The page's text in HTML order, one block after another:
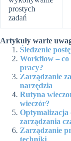
prostych
zadań
Artykuły warte
Śledzenie
Workflow – co
pracy?
Zarządzanie
narzędzia
Rutyna
wieczór?
Optymalizacja
zarządzania
Zarządzanie
techniki